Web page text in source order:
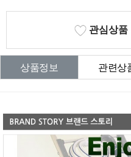
관심상품
상품정보 관련상